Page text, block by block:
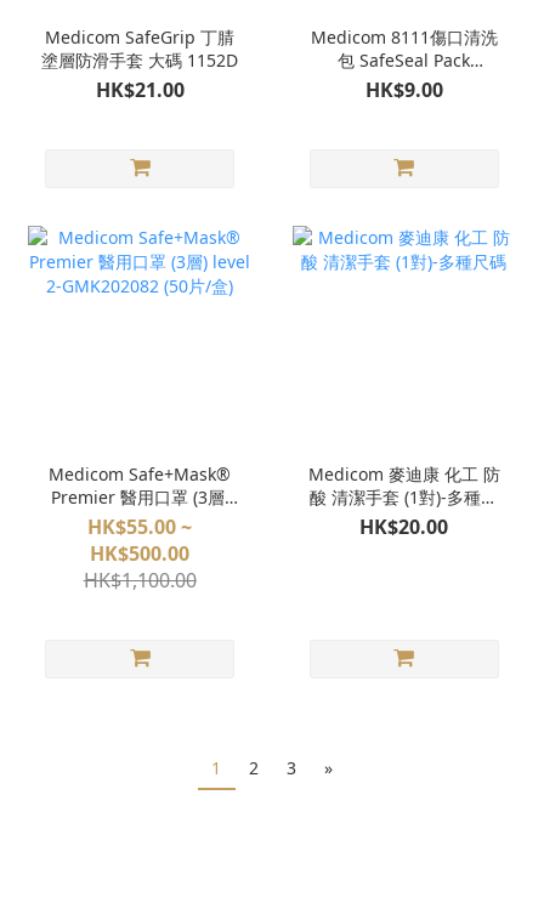
Medicom SafeGrip 丁腈
塗層防滑手套 大碼 1152D
HK$21.00
Medicom 8111傷口清洗
包 SafeSeal Pack
Dressing Set
HK$9.00
Medicom Safe+Mask®
Premier 醫用口罩 (3層)
level 2-GMK202082 (50
片/盒)
HK$55.00 ~
HK$500.00
HK$1,100.00
Medicom 麥迪康 化工 防
酸 清潔手套 (1對)-多種尺
碼
HK$20.00
1 2 3 »